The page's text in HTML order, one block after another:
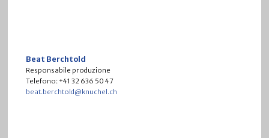
Beat Berchtold
Responsabile produzione
Telefono: +41 32 636 50 47
beat.berchtold@knuchel.ch